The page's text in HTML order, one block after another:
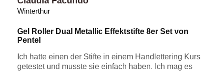
Winterthur
Gel Roller Dual Metallic Effektstifte 8er Set von
Pentel
Ich hatte einen der Stifte in einem Handlettering Kurs
getestet und musste sie einfach haben. Ich mag es